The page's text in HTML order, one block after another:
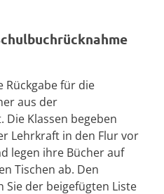
Rückgabe für die
aus der
Klassen begeben
Lehrkraft in den Flur vor
legen ihre Bücher auf
Tischen ab. Den
Sie der beigefügten Liste